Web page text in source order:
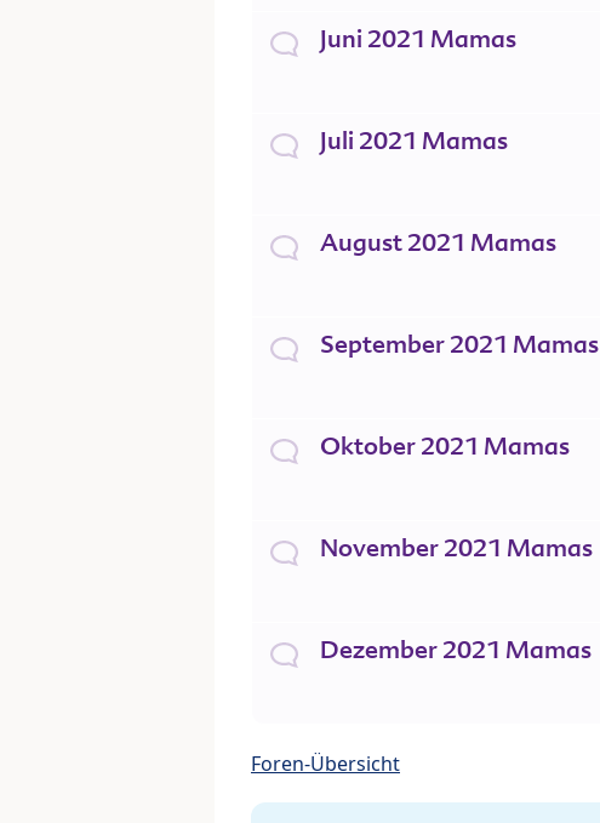
Juni 2021 Mamas
Juli 2021 Mamas
August 2021 Mamas
September 2021 Mamas
Oktober 2021 Mamas
November 2021 Mamas
Dezember 2021 Mamas
Foren-Übersicht